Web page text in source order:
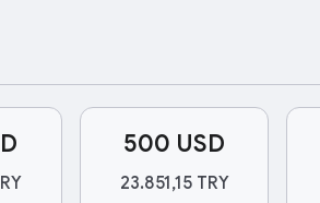
500 USD
23.851,15 TRY